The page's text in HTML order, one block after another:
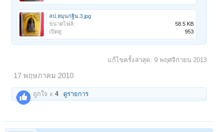
ลป.หมุนกฐิน.3.jpg
ขนาดไฟล์:
58.5 KB
เปิดดู:
953
แก้ไขครั้งล่าสุด: 9 พฤศจิกายน 2013
17 พฤษภาคม 2010
ถูกใจ x4 ดูรายการ